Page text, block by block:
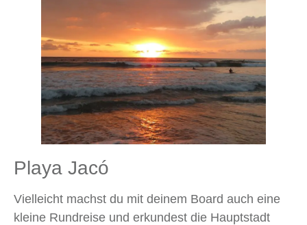
Playa Jacó
Vielleicht machst du mit deinem Board auch eine
kleine Rundreise und erkundest die Hauptstadt